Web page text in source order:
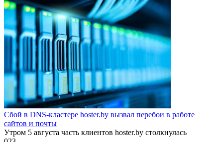
Сбой в DNS-кластере hoster.by вызвал перебои в работе
сайтов и почты
Утром 5 августа часть клиентов hoster.by столкнулась